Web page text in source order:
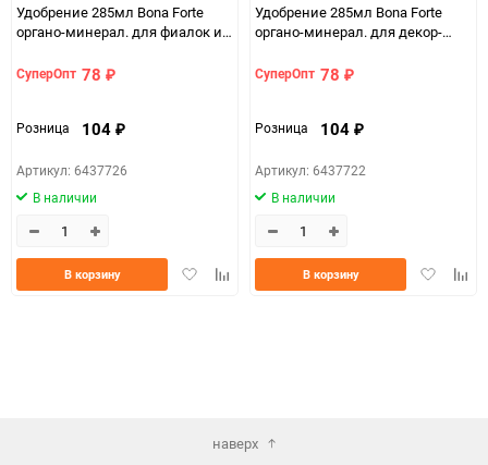
Удобрение 285мл Bona Forte
органо-минерал. для фиалок и
СуперОпт 78 ₽
Розница 104 ₽
Артикул: 6437726
В наличии
ДобавитьДобавить
В корзину
Удобрение 285мл Bona Forte
органо-минерал. для декор-
СуперОпт 78 ₽
Розница 104 ₽
Артикул: 6437722
В наличии
Добавить
В корзину
наверх